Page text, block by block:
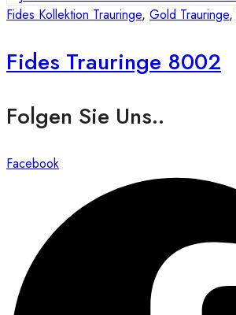
Fides Kollektion Trauringe, Gold Trauringe,
Fides Trauringe 8002
Folgen Sie Uns..
Facebook